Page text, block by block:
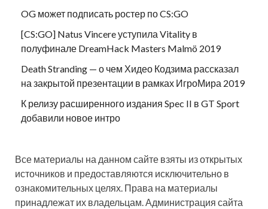
OG может подписать ростер по CS:GO
[CS:GO] Natus Vincere уступила Vitality в
полуфинале DreamHack Masters Malmö 2019
Death Stranding — о чем Хидео Кодзима рассказал
на закрытой презентации в рамках ИгроМира 2019
К релизу расширенного издания Spec II в GT Sport
добавили новое интро
Все материалы на данном сайте взяты из открытых
источников и предоставляются исключительно в
ознакомительных целях. Права на материалы
принадлежат их владельцам. Администрация сайта